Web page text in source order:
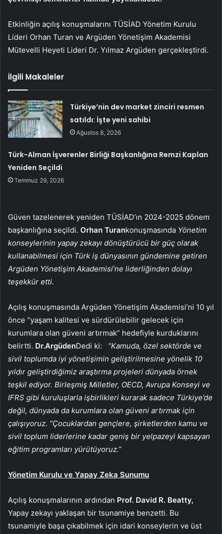
Etkinliğin açılış konuşmalarını TÜSİAD Yönetim Kurulu
Lideri Orhan Turan ve Argüden Yönetişim Akademisi
Mütevelli Heyeti Lideri Dr. Yılmaz Argüden gerçekleştirdi.
İlgili Makaleler
Türkiye’nin dev market zinciri resmen
satıldı: İşte yeni sahibi
Ağustos 8, 2026
Türk-Alman İşverenler Birliği Başkanlığına Remzi Kaplan
Yeniden Seçildi
Temmuz 29, 2026
Güven tazelenerek yeniden TÜSİAD’ın 2024-2025 dönem
başkanlığına seçildi. Orhan Turankonuşmasında Yönetim
konseylerinin yapay zekayı dönüştürücü bir güç olarak
kullanabilmesi için Türk iş dünyasının gündemine getiren
Argüden Yönetişim Akademisi’ne liderliğinden dolayı
teşekkür etti.
Açılış konuşmasında Argüden Yönetişim Akademisi’ni 10 yıl
önce “yaşam kalitesi ve sürdürülebilir gelecek için
kurumlara olan güveni artırmak” hedefiyle kurduklarını
belirtti. Dr.ArgüdenDedi ki:
“Kamuda, özel sektörde ve
sivil toplumda iyi yönetişimin geliştirilmesine yönelik 10
yıldır geliştirdiğimiz araştırma projeleri dünyada örnek
teşkil ediyor. Birleşmiş Milletler, OECD, Avrupa Konseyi ve
IFRS gibi kuruluşlarla işbirlikleri kurarak sadece Türkiye’de
değil, dünyada da kurumlara olan güveni artırmak için
çalışıyoruz. “Çocuklardan gençlere, şirketlerden kamu ve
sivil toplum liderlerine kadar geniş bir yelpazeyi kapsayan
eğitim programları yürütüyoruz.”
Yönetim Kurulu ve Yapay Zeka Sunumu
Açılış konuşmalarının ardından Prof. David R. Beatty,
Yapay zekayı yaklaşan bir tsunamiye benzetti. Bu
tsunamiyle başa çıkabilmek için idari konseylerin ve üst